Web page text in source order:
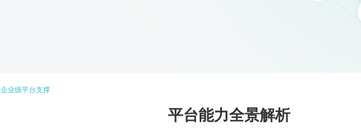
企业级平台支撑
平台能力全景解析